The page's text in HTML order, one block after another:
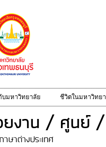
บมหาวิทยาลัย ชีวิตในมหาวิทย
ยงาน / ศูนย์
ษาต่างประเทศ